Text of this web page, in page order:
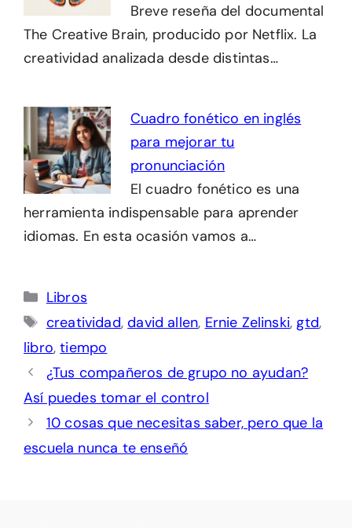
Breve reseña del documental
The Creative Brain, producido por Netflix. La
creatividad analizada desde distintas…
Cuadro fonético en inglés
para mejorar tu
pronunciación
El cuadro fonético es una
herramienta indispensable para aprender
idiomas. En esta ocasión vamos a…
Categorías
Libros
Etiquetas
creatividad,david allen, Ernie Zelinski, gtd,
libro,tiempo
¿Tus compañeros de grupo no ayudan?
Así puedes tomar el control
10 cosas que necesitas saber, pero que la
escuela nunca te enseñó